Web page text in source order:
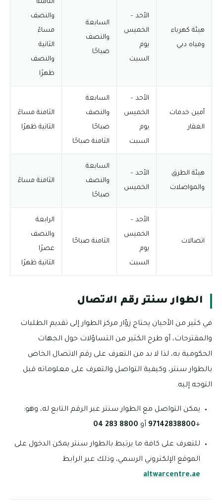
هيئة كهرباء
ومياه دبي
الأحد –
الخميس
يوم
السبت
السابعة
والنصف
صباحًا
الثامنة
والنصف
مساءً
الثانية
والنصف
ظهرًا
أمين خدمات
العقار
الأحد –
الخميس
يوم
السبت
السابعة
والنصف
صباحًا
الثامنة صباحًا
الثامنة مساءً
الثانية ظهرًا
هيئة الطرق
والمواصلات
الأحد –
الخميس
السابعة
والنصف
صباحًا
الثامنة مساءً
اتصالات
الأحد –
الخميس
يوم
السبت
الثامنة صباحًا
الرابعة
والنصف
عصرًا
الثانية ظهرًا
الطوار سنتر رقم الاتصال
في كثير من الأحيان يحتاج زوّار مركز الطوار إلى تقديم الطلبات
والمقترحات، أو طرح الكثير من التساؤلات حول الجهات
الحكومية به، لذا لا بد من التعرف على رقم الاتصال الخاص
بالطوار سنتر، وكيفية التواصل والتعرف على معلوماته قبل
التوجه إليه.
يمكن التواصل مع الطوار سنتر عبر الرقم التابع له، وهو:
+
97142838800 أو 8800 283 04
للتعرف على كافة ما يرتبط بالطوار سنتر يمكن الدخول على
الموقع الإلكتروني الرسمي، وذلك عبر الرابط
altwarcentre.ae